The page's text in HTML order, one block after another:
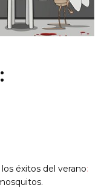
éxitos del verano: